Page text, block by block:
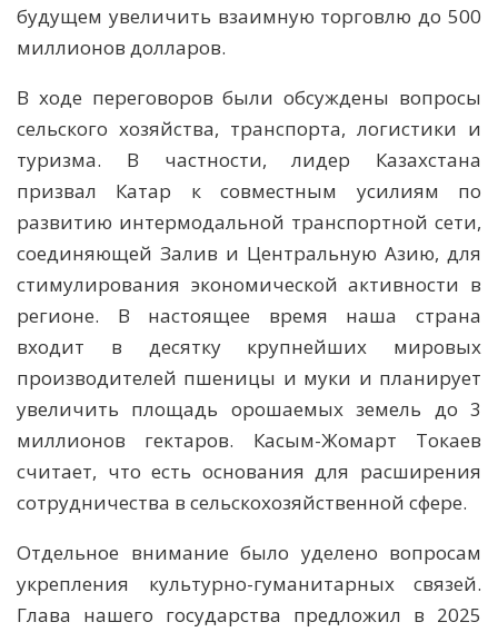
будущем увеличить взаимную торговлю до 500
миллионов долларов.
В ходе переговоров были обсуждены вопросы
сельского хозяйства, транспорта, логистики и
туризма. В частности, лидер Казахстана
призвал Катар к совместным усилиям по
развитию интермодальной транспортной сети,
соединяющей Залив и Центральную Азию, для
стимулирования экономической активности в
регионе. В настоящее время наша страна
входит в десятку крупнейших мировых
производителей пшеницы и муки и планирует
увеличить площадь орошаемых земель до 3
миллионов гектаров. Касым-Жомарт Токаев
считает, что есть основания для расширения
сотрудничества в сельскохозяйственной сфере.
Отдельное внимание было уделено вопросам
укрепления культурно-гуманитарных связей.
Глава нашего государства предложил в 2025